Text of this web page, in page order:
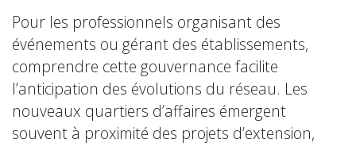
Pour les professionnels organisant des
événements ou gérant des établissements,
comprendre cette gouvernance facilite
l’anticipation des évolutions du réseau. Les
nouveaux quartiers d’affaires émergent
souvent à proximité des projets d’extension,